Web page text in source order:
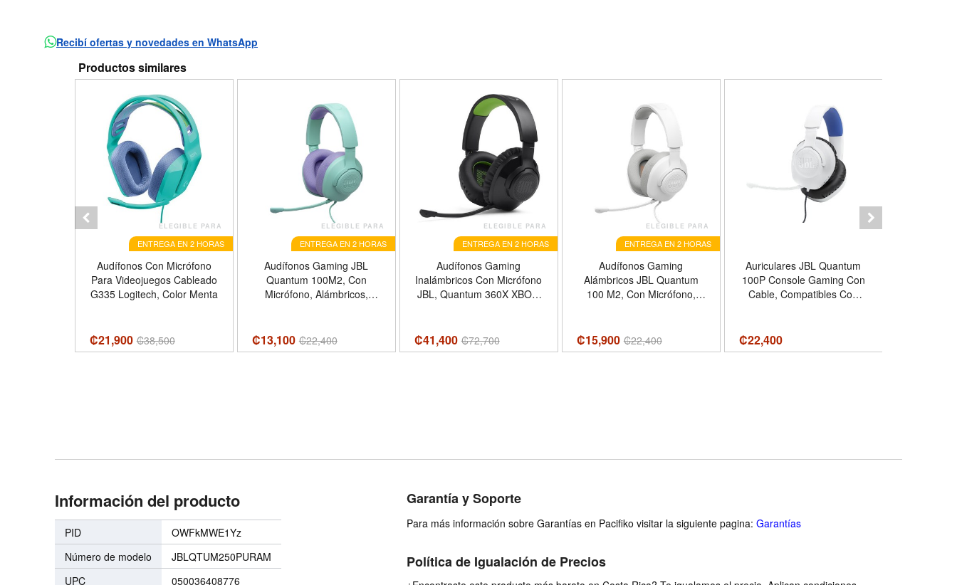
Recibí ofertas y novedades en WhatsApp
Productos similares
ELEGIBLE PARA
ENTREGA EN 2 HORAS
Audífonos Con Micrófono
Para Videojuegos Cableado
G335 Logitech, Color Menta
₡21,900 ₡38,500
ELEGIBLE PARA
ENTREGA EN 2 HORAS
Audífonos Gaming JBL
Quantum 100M2, Con
Micrófono, Alámbricos,
₡13,100 ₡22,400
ELEGIBLE PARA
ENTREGA EN 2 HORAS
Audífonos Gaming
Inalámbricos Con Micrófono
JBL, Quantum 360X XBOX,
₡41,400 ₡72,700
ELEGIBLE PARA
ENTREGA EN 2 HORAS
Audífonos Gaming
Alámbricos JBL Quantum
100 M2, Con Micrófono,
₡15,900 ₡22,400
Auriculares JBL Quantum
100P Console Gaming Con
Cable, Compatibles Con
₡22,400
Información del producto
PID
OWFkMWE1Yz
Número de modelo
JBLQTUM250PURAM
UPC
050036408776
Garantía y Soporte
Para más información sobre Garantías en Pacifiko visitar la siguiente pagina: Garantías
Política de Igualación de Precios